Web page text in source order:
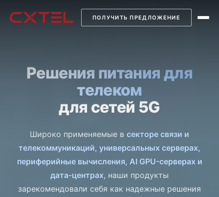
ПОЛУЧИТЬ ПРЕДЛОЖЕНИЕ
Решения питания для
телеком
для сетей 5G
Широко применяемые в секторе связи и
телекоммуникаций, универсальных серверах,
периферийные вычисления, AI GPU-серверах и
дата-центрах, наши продукты
зарекомендовали себя как надежные решения